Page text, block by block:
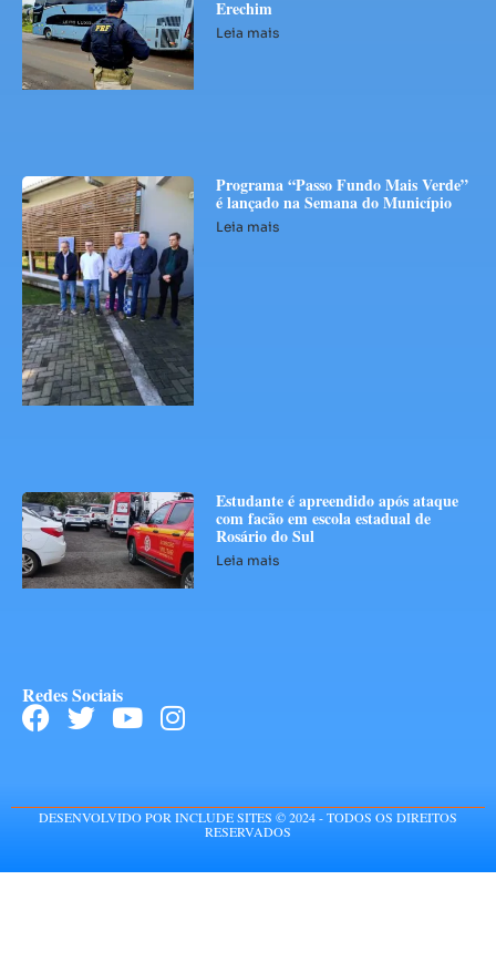
Erechim
Leia mais
Programa “Passo Fundo Mais Verde”
é lançado na Semana do Município
Leia mais
Estudante é apreendido após ataque
com facão em escola estadual de
Rosário do Sul
Leia mais
Redes Sociais
DESENVOLVIDO POR INCLUDE SITES © 2024 - TODOS OS DIREITOS
RESERVADOS